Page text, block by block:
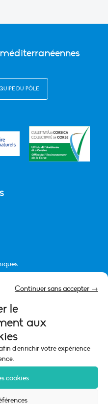
le
aux
d'enrichir votre expérience
cookies
Continuer sans accepter →
DU PÔLE